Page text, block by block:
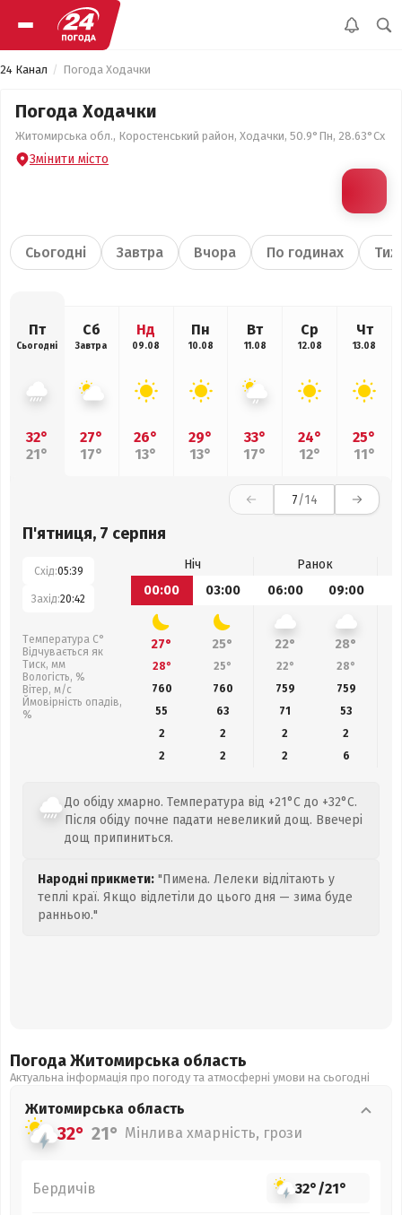
24 Канал Погода Ходачки
Погода Ходачки
Житомирська обл., Коростенський район, Ходачки, 50.9°Пн, 28.63°Сх
Змінити місто
Сьогодні Завтра Вчора По годинах
Пт
Сьогодні
32°
21°
Сб
Завтра
27°
17°
Нд
09.08
26°
13°
Пн
10.08
29°
13°
Вт
11.08
33°
17°
Ср
12.08
24°
12°
Чт
13.08
25°
11°
7/14
П'ятниця, 7 серпня
Схід:05:39
Захід:20:42
Температура С°
Відчувається як
Тиск, мм
Вологість, %
Вітер, м/с
Ймовірність опадів,
%
Ніч
Ранок
00:00
03:00 06:00 09:00
27° 25° 22° 28°
28° 25° 22° 28°
760
760 759 759
55
63 71 53
2
2 2
2
2
2 2 6
До обіду хмарно. Температура від +21°C до +32°C.
Після обіду почне падати невеликий дощ. Ввечері
дощ припиниться.
Народні прикмети: "Пимена. Лелеки відлітають у
теплі краї. Якщо відлетіли до цього дня — зима буде
ранньою."
Погода Житомирська область
Актуальна інформація про погоду та атмосферні умови на сьогодні
Житомирська область
32° 21° Мінлива хмарність, грози
Бердичів 32°/21°